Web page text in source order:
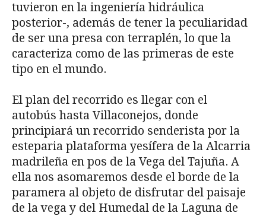
tuvieron en la ingeniería hidráulica
posterior-, además de tener la peculiaridad
de ser una presa con terraplén, lo que la
caracteriza como de las primeras de este
tipo en el mundo.
El plan del recorrido es llegar con el
autobús hasta Villaconejos, donde
principiará un recorrido senderista por la
esteparia plataforma yesífera de la Alcarria
madrileña en pos de la Vega del Tajuña. A
ella nos asomaremos desde el borde de la
paramera al objeto de disfrutar del paisaje
de la vega y del Humedal de la Laguna de